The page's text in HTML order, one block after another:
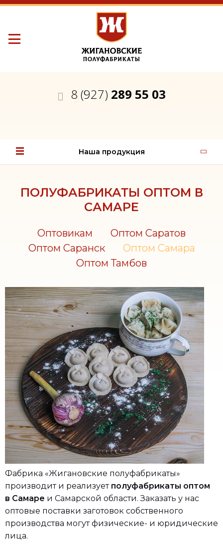
8 (927) 289 55 03
Наша продукция
ПОЛУФАБРИКАТЫ ОПТОМ В
САМАРЕ
Оптовикам
Оптом Саратов
Оптом Саранск
Оптом Самара
Оптом Тамбов
Фабрика «Жигановские полуфабрикаты»
производит и реализует полуфабрикаты оптом
в Самаре и Самарской области. Заказать у нас
оптовые поставки заготовок собственного
производства могут физические- и юридические
лица.